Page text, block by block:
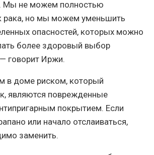
Мы не можем полностью
рака, но мы можем уменьшить
опасностей, которых можно
более здоровый выбор
говорит Иржи.
в доме риском, который
являются поврежденные
покрытием. Если
или начало отслаиваться,
заменить.